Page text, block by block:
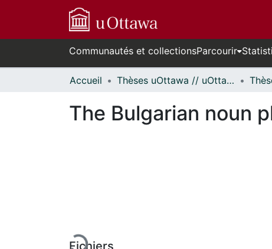
Communautés et collectionsParcourir
Accueil Thèses uOttawa // uOttawa Theses
The Bulgarian noun
Fichiers